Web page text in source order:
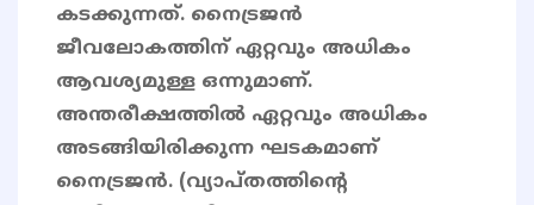
കടക്കുന്നത്. നൈട്രജൻ
ജീവലോകത്തിന് ഏറ്റവും അധികം
ആവശ്യമുള്ള ഒന്നുമാണ്.
അന്തരീക്ഷത്തിൽ ഏറ്റവും അധികം
അടങ്ങിയിരിക്കുന്ന ഘടകമാണ്
നൈട്രജൻ. (വ്യാപ്തത്തിന്റെ